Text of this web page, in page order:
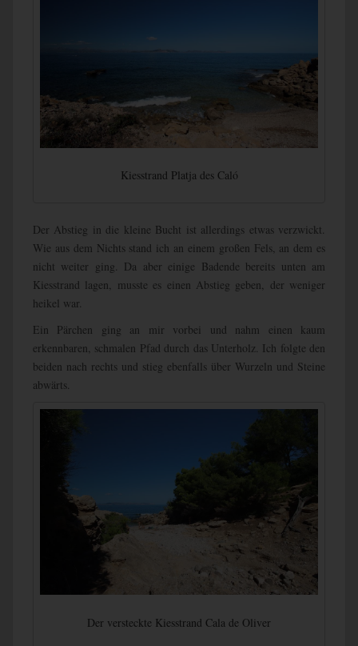
Kiesstrand Platja des Caló
Der Abstieg in die kleine Bucht ist allerdings etwas verzwickt.
Wie aus dem Nichts stand ich an einem großen Fels, an dem es
nicht weiter ging. Da aber einige Badende bereits unten am
Kiesstrand lagen, musste es einen Abstieg geben, der weniger
heikel war.
Ein Pärchen ging an mir vorbei und nahm einen kaum
erkennbaren, schmalen Pfad durch das Unterholz. Ich folgte den
beiden nach rechts und stieg ebenfalls über Wurzeln und Steine
abwärts.
Der versteckte Kiesstrand Cala de Oliver